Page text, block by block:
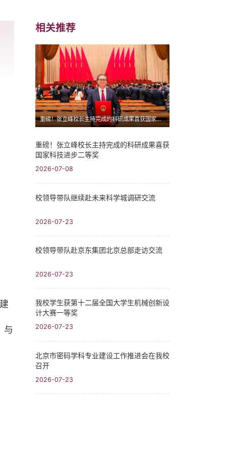
与
相关推荐
重磅！张立峰校长主持完成的科研成果喜获国家科技进步二等奖
重磅！张立峰校长主持完成的科研成果喜获
国家科技进步二等奖
2026-07-08
校领导带队继续赴未来科学城调研交流
2026-07-23
校领导带队赴京东集团北京总部走访交流
2026-07-23
我校学生获第十二届全国大学生机械创新设
计大赛一等奖
2026-07-23
北京市密码学科专业建设工作推进会在我校
召开
2026-07-23